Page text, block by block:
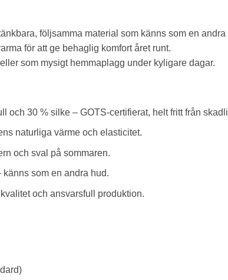
följsamma material som känns som en
för att ge behaglig komfort året runt.
som mysigt hemmaplagg under kyligare dagar.
och 30 % silke – GOTS-certifierat, helt fritt från
naturliga värme och elasticitet.
och sval på sommaren.
som en andra hud.
och ansvarsfull produktion.